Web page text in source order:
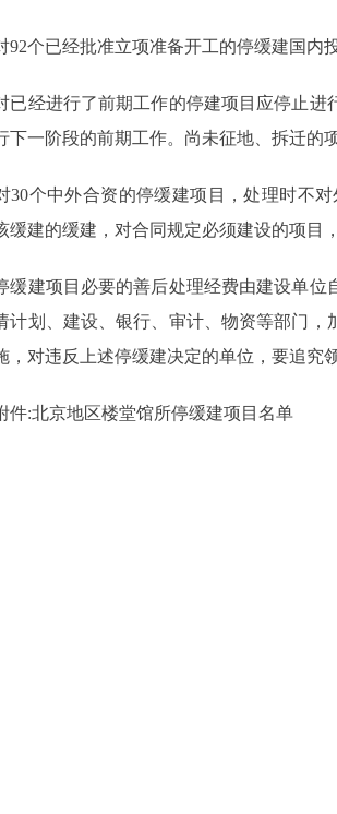
12345网上接诉即办
参与调查
北京概况
个已经批准立项准备开工的停缓建国内
进行了前期工作的停建项目应停止进
下一阶段的前期工作。尚未征地、拆迁的
个中外合资的停缓建项目，处理时不对
缓建的缓建，对合同规定必须建设的项目
项目必要的善后处理经费由建设单位
计划、建设、银行、审计、物资等部门
，对违反上述停缓建决定的单位，要追究
:北京地区楼堂馆所停缓建项目名单